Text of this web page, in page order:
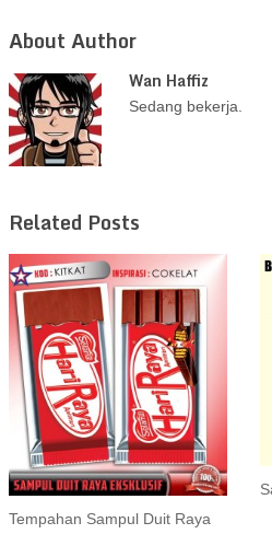
About Author
Wan Haffiz
Sedang bekerja.
Related Posts
Tempahan Sampul Duit Raya